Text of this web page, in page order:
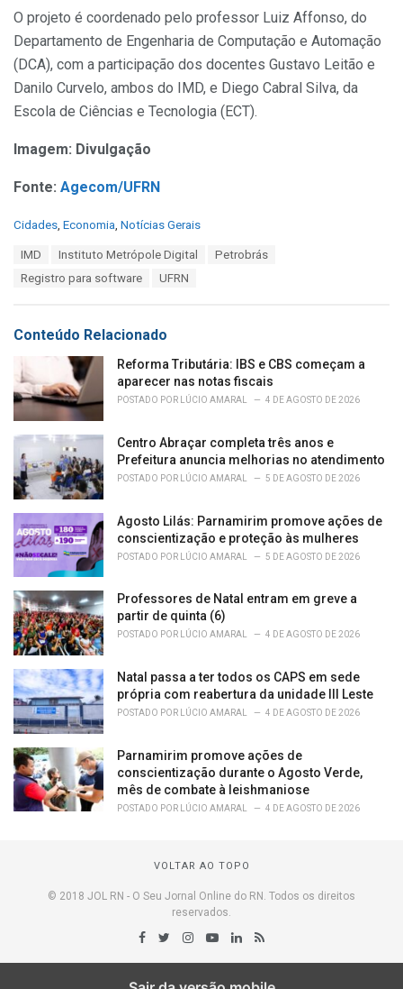
O projeto é coordenado pelo professor Luiz Affonso, do
Departamento de Engenharia de Computação e Automação
(DCA), com a participação dos docentes Gustavo Leitão e
Danilo Curvelo, ambos do IMD, e Diego Cabral Silva, da
Escola de Ciências e Tecnologia (ECT).
Imagem: Divulgação
Fonte: Agecom/UFRN
C
i
Cidades Economia Notícias Gerais
IMD Instituto Metrópole Digital
Petrobrás
Registro para software
UFRN
Conteúdo Relacionado
Reforma Tributária: IBS e CBS começam a
aparecer nas notas fiscais
POSTADO POR LÚCIO AMARAL 4 DE AGOSTO DE 2026
Centro Abraçar completa três anos e
Prefeitura anuncia melhorias no atendimento
POSTADO POR LÚCIO AMARAL 5 DE AGOSTO DE 2026
Agosto Lilás: Parnamirim promove ações de
conscientização e proteção às mulheres
POSTADO POR LÚCIO AMARAL 5 DE AGOSTO DE 2026
Professores de Natal entram em greve a
partir de quinta (6)
POSTADO POR LÚCIO AMARAL 4 DE AGOSTO DE 2026
Natal passa a ter todos os CAPS em sede
própria com reabertura da unidade III Leste
POSTADO POR LÚCIO AMARAL 4 DE AGOSTO DE 2026
Parnamirim promove ações de
conscientização durante o Agosto Verde,
mês de combate à leishmaniose
POSTADO POR LÚCIO AMARAL 4 DE AGOSTO DE 2026
VOLTAR AO TOPO
© 2018 JOL RN - O Seu Jornal Online do RN. Todos os direitos
reservados.